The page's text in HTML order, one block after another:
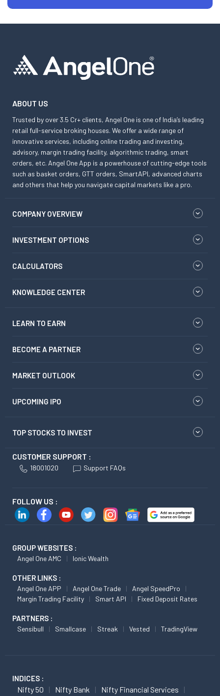
ABOUT US
Trusted by over 3.5 Cr+ clients, Angel One is one of India’s leading
retail full-service broking houses. We offer a wide range of
innovative services, including online trading and investing,
advisory, margin trading facility, algorithmic trading, smart
orders, etc. Angel One App is a powerhouse of cutting-edge tools
such as basket orders, GTT orders, SmartAPI, advanced charts
and others that help you navigate capital markets like a pro.
COMPANY OVERVIEW
INVESTMENT OPTIONS
CALCULATORS
KNOWLEDGE CENTER
LEARN TO EARN
BECOME A PARTNER
MARKET OUTLOOK
UPCOMING IPO
TOP STOCKS TO INVEST
CUSTOMER SUPPORT :
18001020 Support FAQs
FOLLOW US :
GROUP WEBSITES :
Angel One AMC Ionic Wealth
OTHER LINKS :
Angel One APP Angel One Trade
Angel SpeedPro
Margin Trading Facility
Smart API Fixed Deposit Rates
PARTNERS :
Sensibull Smallcase Streak Vested TradingView
INDICES :
Nifty 50 Nifty Bank
Nifty Financial Services